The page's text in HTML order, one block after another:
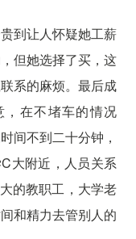
到让人怀疑她工薪
但她选择了买，这
系的麻烦。最后成
在不堵车的情况
间不到二十分钟，
大附近，人员关系
的教职工，大学老
和精力去管别人的